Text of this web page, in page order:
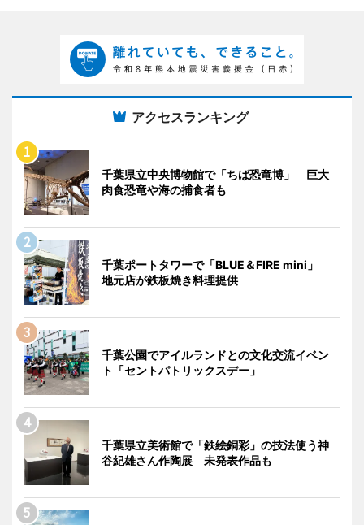
アクセスランキング
千葉県立中央博物館で「ちば恐竜博」 巨大
肉食恐竜や海の捕食者も
千葉ポートタワーで「BLUE＆FIRE mini」
地元店が鉄板焼き料理提供
千葉公園でアイルランドとの文化交流イベン
ト「セントパトリックスデー」
千葉県立美術館で「鉄絵銅彩」の技法使う神
谷紀雄さん作陶展 未発表作品も